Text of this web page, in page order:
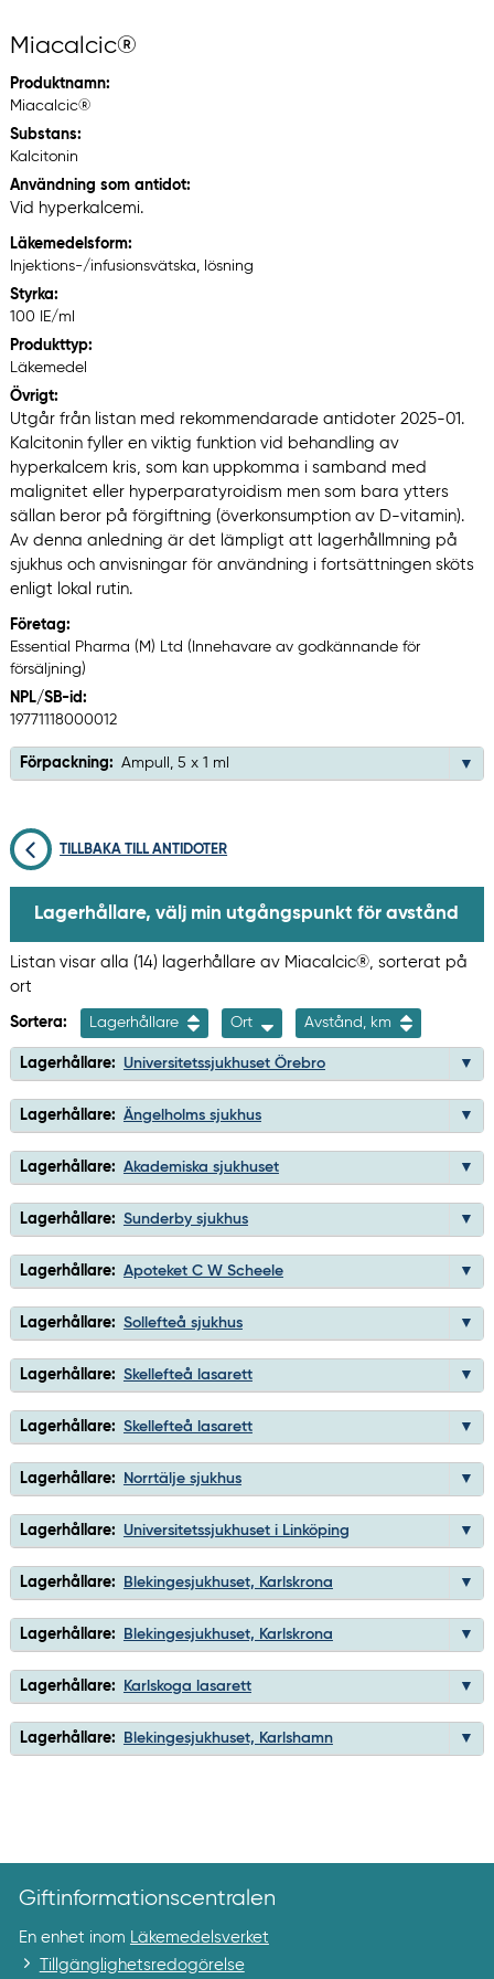
Miacalcic®
Produktnamn:
Miacalcic®
Substans:
Kalcitonin
Användning som antidot:
Vid hyperkalcemi.
Läkemedelsform:
Injektions-/infusionsvätska, lösning
Styrka:
100 IE/ml
Produkttyp:
Läkemedel
Övrigt:
Utgår från listan med rekommendarade antidoter 2025-01.
Kalcitonin fyller en viktig funktion vid behandling av
hyperkalcem kris, som kan uppkomma i samband med
malignitet eller hyperparatyroidism men som bara ytters
sällan beror på förgiftning (överkonsumption av D-vitamin).
Av denna anledning är det lämpligt att lagerhållmning på
sjukhus och anvisningar för användning i fortsättningen sköts
enligt lokal rutin.
Företag:
Essential Pharma (M) Ltd (Innehavare av godkännande för
försäljning)
NPL/SB-id:
19771118000012
Förpackning: Ampull, 5 x 1 ml
TILLBAKA TILL ANTIDOTER
Lagerhållare, välj min utgångspunkt för avstånd
Listan visar alla (14) lagerhållare av Miacalcic®, sorterat på
ort
Sortera: Lagerhållare Ort Avstånd, km
Lagerhållare: Universitetssjukhuset Örebro
Lagerhållare: Ängelholms sjukhus
Lagerhållare: Akademiska sjukhuset
Lagerhållare: Sunderby sjukhus
Lagerhållare: Apoteket C W Scheele
Lagerhållare: Sollefteå sjukhus
Lagerhållare: Skellefteå lasarett
Lagerhållare: Skellefteå lasarett
Lagerhållare: Norrtälje sjukhus
Lagerhållare: Universitetssjukhuset i Linköping
Lagerhållare: Blekingesjukhuset, Karlskrona
Lagerhållare: Blekingesjukhuset, Karlskrona
Lagerhållare: Karlskoga lasarett
Lagerhållare: Blekingesjukhuset, Karlshamn
Giftinformationscentralen
En enhet inom
Läkemedelsverket
Tillgänglighetsredogörelse